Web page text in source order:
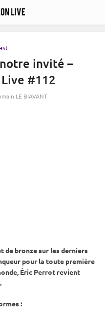
invité –
#112
LE BIAVANT
de bronze sur les derniers
pour la toute première
, Éric Perrot revient
: